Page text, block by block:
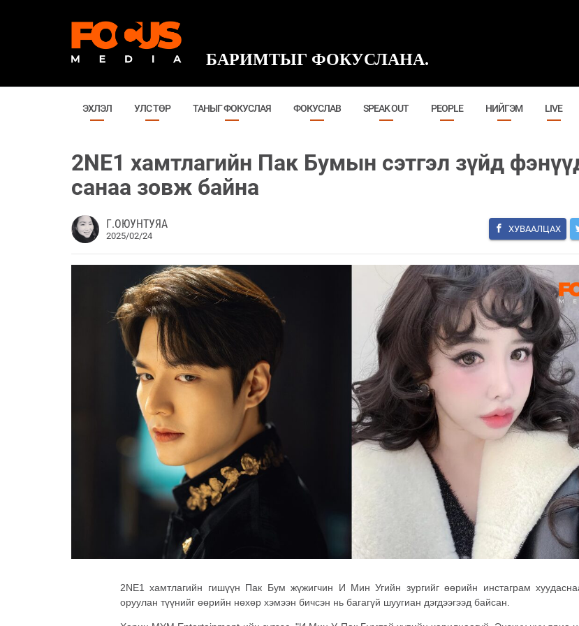
БАРИМТЫГ ФОКУСЛАНА.
ЭХЛЭЛ УЛС ТӨР ТАНЫГ ФОКУСЛАЯ ФОКУСЛАВ SPEAK OUT PEOPLE НИЙГЭМ LIVE
2NE1 хамтлагийн Пак Бумын сэтгэл зүйд
санаа зовж байна
Г.ОЮУНТУЯА
2025/02/24
ХУВААЛЦАХ
2NE1 хамтлагийн гишүүн Пак Бум жүжигчин И Мин Угийн зургийг өөрийн инстаграм
оруулан түүнийг өөрийн нөхөр хэмээн бичсэн нь багагүй шуугиан дэгдээгээд байсан.